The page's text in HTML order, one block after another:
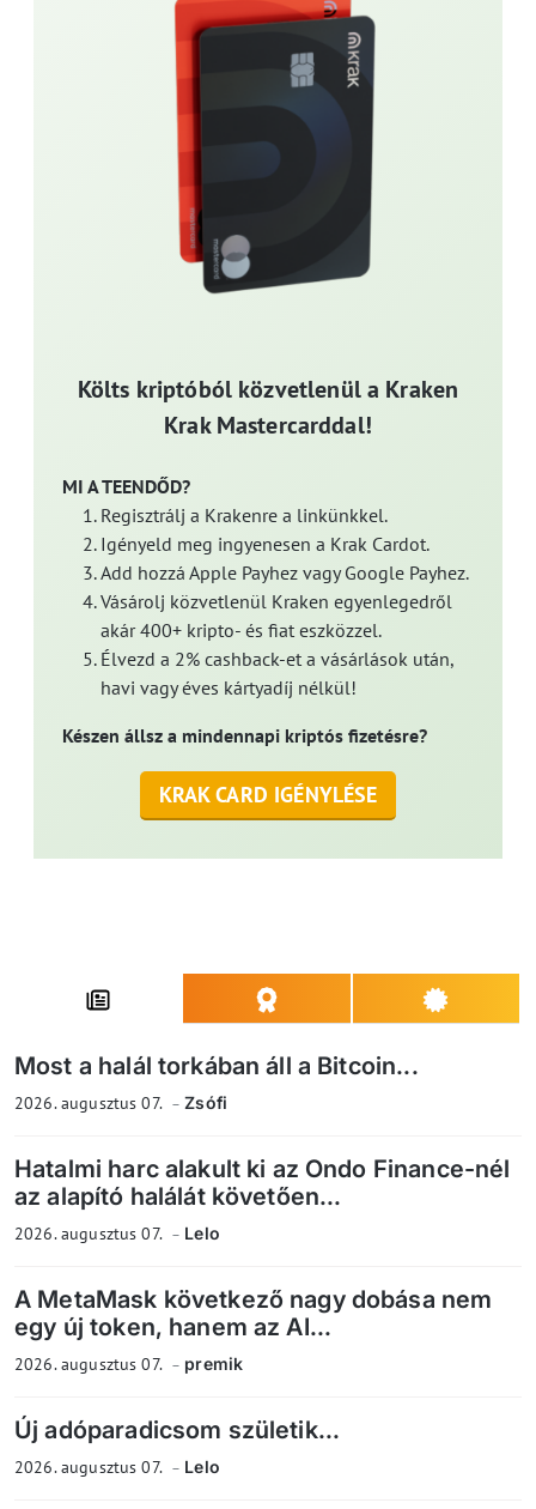
Költs kriptóból közvetlenül a Kraken
Krak Mastercarddal!
MI A TEENDŐD?
Regisztrálj a Krakenre a linkünkkel.
Igényeld meg ingyenesen a Krak Cardot.
Add hozzá Apple Payhez vagy Google Payhez.
Vásárolj közvetlenül Kraken egyenlegedről
akár 400+ kripto- és fiat eszközzel.
Élvezd a 2% cashback-et a vásárlások után,
havi vagy éves kártyadíj nélkül!
Készen állsz a mindennapi kriptós fizetésre?
KRAK CARD IGÉNYLÉSE
Most a halál torkában áll a Bitcoin...
2026. augusztus 07. Zsófi
Hatalmi harc alakult ki az Ondo Finance-nél
az alapító halálát követően...
2026. augusztus 07. Lelo
A MetaMask következő nagy dobása nem
egy új token, hanem az AI...
2026. augusztus 07. premik
Új adóparadicsom születik...
2026. augusztus 07. Lelo